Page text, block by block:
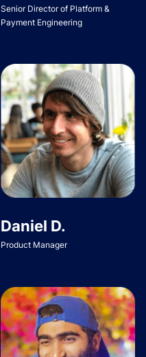
Senior Director of Platform &
Payment Engineering
Daniel D.
Product Manager